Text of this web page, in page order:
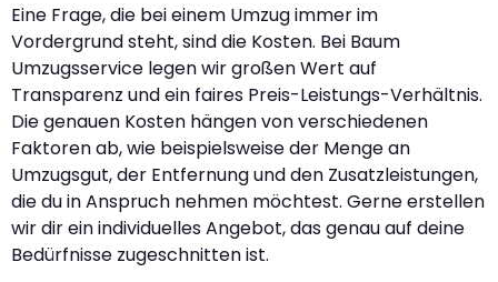
Eine Frage, die bei einem Umzug immer im
Vordergrund steht, sind die Kosten. Bei Baum
Umzugsservice legen wir großen Wert auf
Transparenz und ein faires Preis-Leistungs-Verhältnis.
Die genauen Kosten hängen von verschiedenen
Faktoren ab, wie beispielsweise der Menge an
Umzugsgut, der Entfernung und den Zusatzleistungen,
die du in Anspruch nehmen möchtest. Gerne erstellen
wir dir ein individuelles Angebot, das genau auf deine
Bedürfnisse zugeschnitten ist.